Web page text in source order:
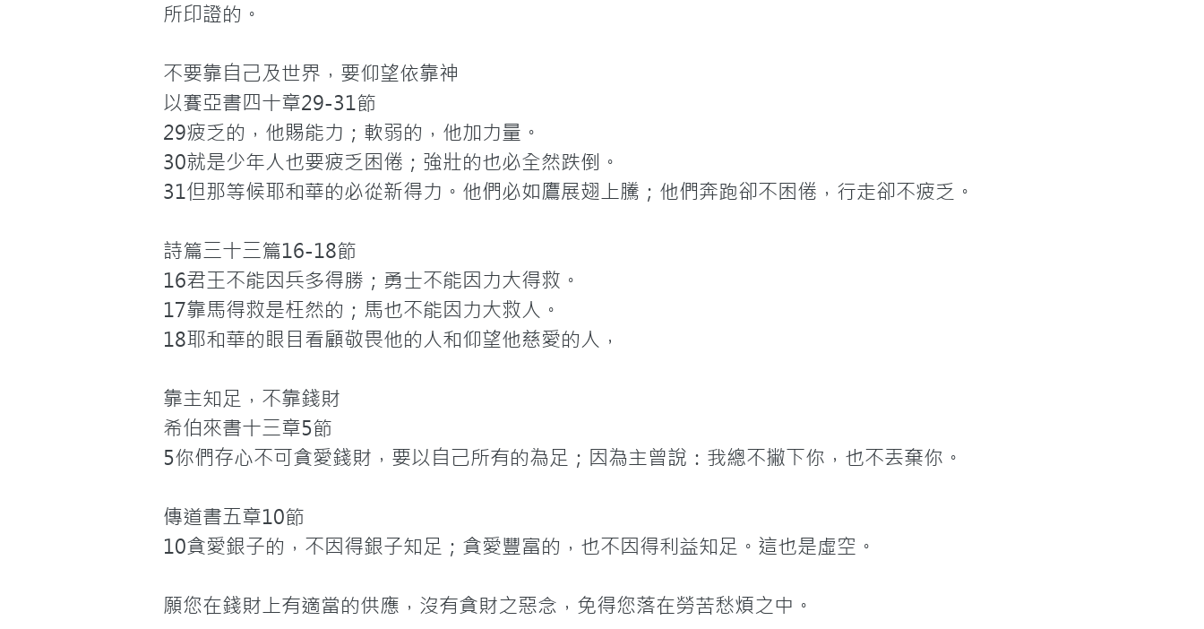
所印證的。
不要靠自己及世界，要仰望依靠神
以賽亞書四十章29-31節
29疲乏的，他賜能力；軟弱的，他加力量。
30就是少年人也要疲乏困倦；強壯的也必全然跌倒。
31但那等候耶和華的必從新得力。他們必如鷹展翅上騰；他們奔跑卻不困倦，行走卻不疲乏。
詩篇三十三篇16-18節
16君王不能因兵多得勝；勇士不能因力大得救。
17靠馬得救是枉然的；馬也不能因力大救人。
18耶和華的眼目看顧敬畏他的人和仰望他慈愛的人，
靠主知足，不靠錢財
希伯來書十三章5節
5你們存心不可貪愛錢財，要以自己所有的為足；因為主曾說：我總不撇下你，也不丟棄你。
傳道書五章10節
10貪愛銀子的，不因得銀子知足；貪愛豐富的，也不因得利益知足。這也是虛空。
願您在錢財上有適當的供應，沒有貪財之惡念，免得您落在勞苦愁煩之中。